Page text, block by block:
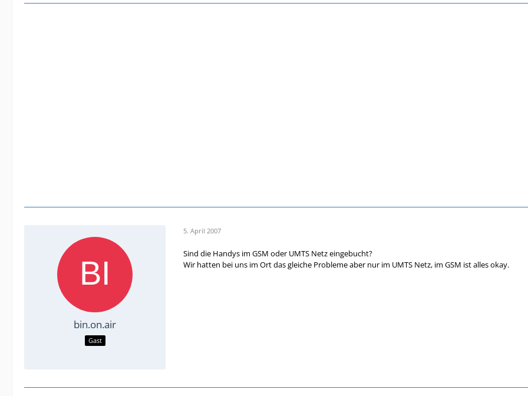
bin.on.air
Gast
5. April 2007
Sind die Handys im GSM oder UMTS Netz eingebucht?
Wir hatten bei uns im Ort das gleiche Probleme aber nur im UMTS Netz, im GSM ist alles okay.